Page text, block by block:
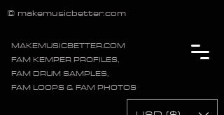
MAKEMUSICBETTER.COM
FAM KEMPER PROFILES,
FAM DRUM SAMPLES,
FAM LOOPS & FAM PHOTOS
© makemusicbetter.com